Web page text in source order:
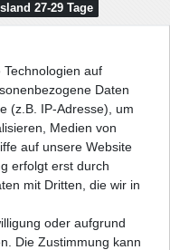
27-29 Tage
auf
Daten
(z.B. IP-Adresse), um
Medien von
auf unsere Website
erfolgt erst durch
mit Dritten, die wir in
oder aufgrund
Die Zustimmung kann